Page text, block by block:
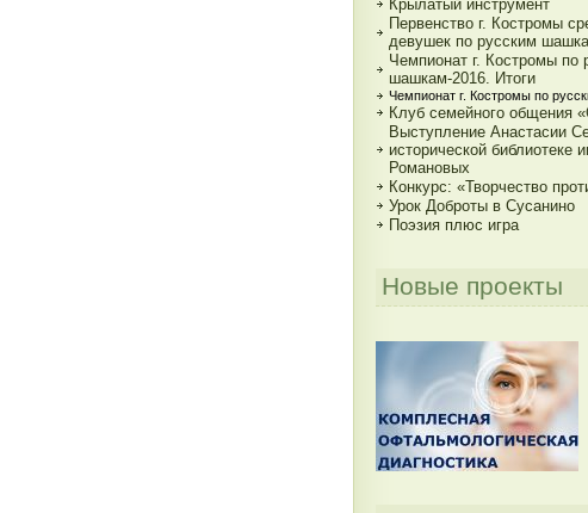
Крылатый инструмент
Первенство г. Костромы
девушек по русским
Чемпионат г. Костромы по
шашкам-2016. Итоги
Чемпионат г. Костромы по
Клуб семейного общения
Выступление Анастасии
исторической библиотеке
Романовых
Конкурс: «Творчество
Урок Доброты в Сусанино
Поэзия плюс игра
Новые проекты